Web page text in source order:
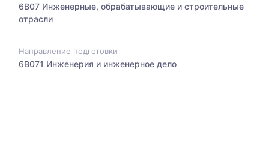
6B07 Инженерные, обрабатывающие и строительные
отрасли
Направление подготовки
6B071 Инженерия и инженерное дело